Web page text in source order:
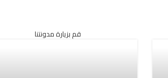
قم بزيارة مدونتنا